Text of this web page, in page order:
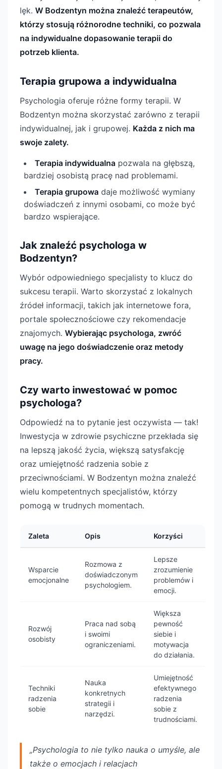
lęk. W Bodzentyn można znaleźć terapeutów,
którzy stosują różnorodne techniki, co pozwala
na indywidualne dopasowanie terapii do
potrzeb klienta.
Terapia grupowa a indywidualna
Psychologia oferuje różne formy terapii. W
Bodzentyn można skorzystać zarówno z terapii
indywidualnej, jak i grupowej. Każda z nich ma
swoje zalety.
Terapia indywidualna pozwala na głębszą,
bardziej osobistą pracę nad problemami.
Terapia grupowa daje możliwość wymiany
doświadczeń z innymi osobami, co może być
bardzo wspierające.
Jak znaleźć psychologa w
Bodzentyn?
Wybór odpowiedniego specjalisty to klucz do
sukcesu terapii. Warto skorzystać z lokalnych
źródeł informacji, takich jak internetowe fora,
portale społecznościowe czy rekomendacje
znajomych. Wybierając psychologa, zwróć
uwagę na jego doświadczenie oraz metody
pracy.
Czy warto inwestować w pomoc
psychologa?
Odpowiedź na to pytanie jest oczywista — tak!
Inwestycja w zdrowie psychiczne przekłada się
na lepszą jakość życia, większą satysfakcję
oraz umiejętność radzenia sobie z
przeciwnościami. W Bodzentyn można znaleźć
wielu kompetentnych specjalistów, którzy
pomogą w trudnych momentach.
Zaleta Opis Korzyści
Wsparcie
emocjonalne
Rozmowa z
doświadczonym
psychologiem.
Lepsze
zrozumienie
problemów i
emocji.
Rozwój
osobisty
Praca nad sobą
i swoimi
ograniczeniami.
Większa
pewność
siebie i
motywacja
do działania.
Techniki
radzenia
sobie
Nauka
konkretnych
strategii i
narzędzi.
Umiejętność
efektywnego
radzenia
sobie z
trudnościami.
„Psychologia to nie tylko nauka o umyśle, ale
także o emocjach i relacjach